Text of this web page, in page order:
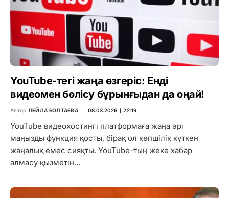
YouTube-тегі жаңа өзгеріс: Енді
видеомен бөлісу бұрынғыдан да оңай!
Автор ЛЕЙЛА БОЛТАЕВА 08.03.2026 ∣ 22:19
YouTube видеохостингі платформаға жаңа әрі
маңызды функция қосты, бірақ ол көпшілік күткен
жаңалық емес сияқты. YouTube-тың жеке хабар
алмасу қызметін…